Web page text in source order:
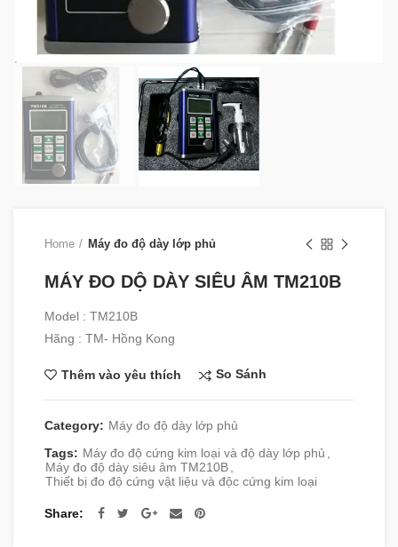
Home Máy đo độ dày lớp phủ
MÁY ĐO DỘ DÀY SIÊU ÂM TM210B
Model : TM210B
Hãng : TM- Hồng Kong
Thêm vào yêu thích So Sánh
Category: Máy đo độ dày lớp phủ
Tags: Máy đo độ cứng kim loại và độ dày lớp phủ
Máy đo độ dày siêu âm TM210B
Thiết bị đo độ cứng vật liệu và độc cứng kim loại
Share